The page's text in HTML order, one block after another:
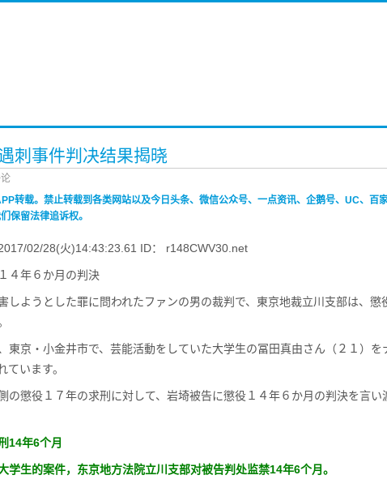
刺事件判决结果揭晓
转载。禁止转载到各类网站以及今日头条、微信公众号、一点资讯、企鹅号、UC、百家
保留法律追诉权。
02/28(火)14:43:23.61 ID： r148CWV30.net
４年６か月の判決
ようとした罪に問われたファンの男の裁判で、東京地裁立川支部は、懲
東京・小金井市で、芸能活動をしていた大学生の冨田真由さん（２１）を
います。
の懲役１７年の求刑に対して、岩埼被告に懲役１４年６か月の判決を言い
14年6个月
学生的案件，东京地方法院立川支部对被告判处监禁14年6个月。